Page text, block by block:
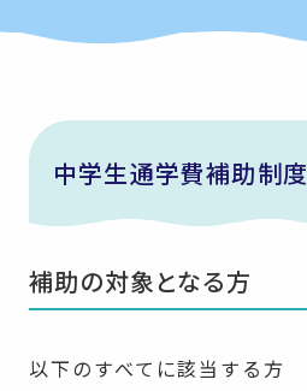
中学生通学費補助制度
補助の対象となる方
以下のすべてに該当する方